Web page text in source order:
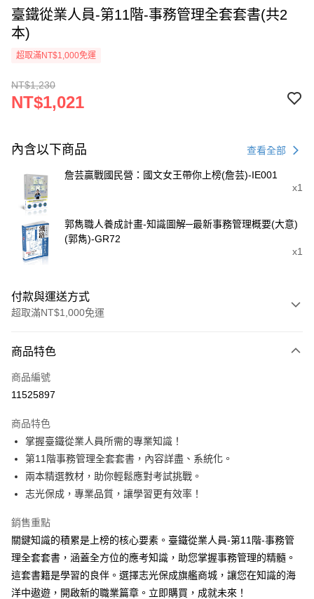
臺鐵從業人員-第11階-事務管理全套套書(共2
本)
超取滿NT$1,000免運
NT$1,230
NT$1,021
內含以下商品 查看全部
詹芸贏戰國民營：國文女王帶你上榜(詹芸)-IE001
x1
郭雋職人養成計畫-知識圖解─最新事務管理概要(大意)
(郭雋)-GR72
x1
付款與運送方式
超取滿NT$1,000免運
信用卡一次付款
超商取貨付款
Apple Pay
悠遊付
Google Pay
ATM付款
全家取貨付款
每筆NT$100，滿NT$1,000(含以上)免運費
商品特色
商品編號
11525897
商品特色
掌握臺鐵從業人員所需的專業知識！
第11階事務管理全套套書，內容詳盡、系統化。
兩本精選教材，助你輕鬆應對考試挑戰。
志光保成，專業品質，讓學習更有效率！
銷售重點
關鍵知識的積累是上榜的核心要素。臺鐵從業人員-第11階-事務管
理全套套書，涵蓋全方位的應考知識，助您掌握事務管理的精髓。
這套書籍是學習的良伴。選擇志光保成旗艦商城，讓您在知識的海
洋中遨遊，開啟新的職業篇章。立即購買，成就未來！